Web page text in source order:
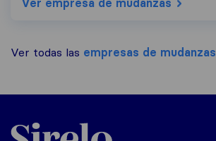
Ver todas las empresas de mudanzas
Sirelo.es